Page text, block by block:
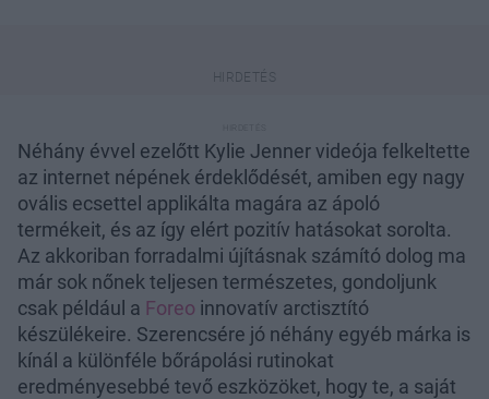
Néhány évvel ezelőtt Kylie Jenner videója felkeltette
az internet népének érdeklődését, amiben egy nagy
ovális ecsettel applikálta magára az ápoló
termékeit, és az így elért pozitív hatásokat sorolta.
Az akkoriban forradalmi újításnak számító dolog ma
már sok nőnek teljesen természetes, gondoljunk
csak például a Foreo innovatív arctisztító
készülékeire. Szerencsére jó néhány egyéb márka is
kínál a különféle bőrápolási rutinokat
eredményesebbé tevő eszközöket, hogy te, a saját